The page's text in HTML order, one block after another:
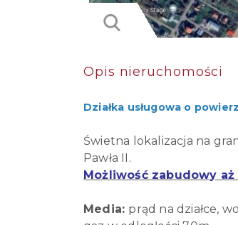
Opis nieruchomości
Działka usługowa o
Świetna lokalizacja na
Pawła II.
Możliwość zabudowy
Media: prąd na działce,